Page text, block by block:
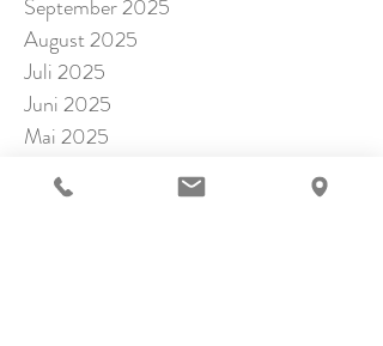
September 2025
August 2025
Juli 2025
Juni 2025
Mai 2025
April 2025
März 2025